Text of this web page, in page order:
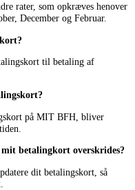
rater, som opkræves henover
December og Februar.
til betaling af
på MIT BFH, bliver
betalingkort overskrides?
dit betalingskort, så